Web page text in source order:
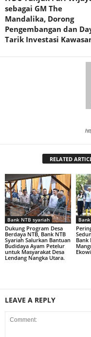
sebagai GM The
Mandalika, Dorong
Pengembangan dan
Tarik Investasi
RELATED
Bank NTB syariah
Dukung Program Desa
Berdaya NTB, Bank NTB
Syariah Salurkan Bantuan
Budidaya Ayam Petelur
untuk Masyarakat Desa
Lendang Nangka Utara.
Bank
LEAVE A REPLY